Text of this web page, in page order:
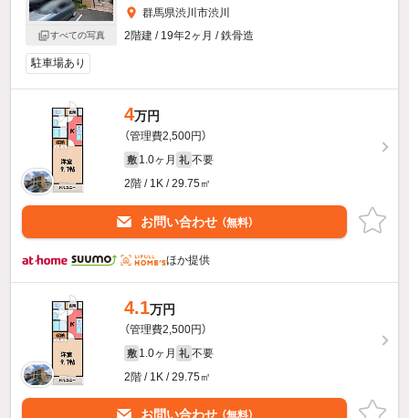
すべての写真
群馬県渋川市渋川
2階建 / 19年2ヶ月 / 鉄骨造
駐車場あり
4万円
（管理費2,500円）
敷 1.0ヶ月 礼 不要
2階 / 1K / 29.75㎡
お問い合わせ （無料）
ほか提供
4.1万円
（管理費2,500円）
敷 1.0ヶ月 礼 不要
2階 / 1K / 29.75㎡
お問い合わせ